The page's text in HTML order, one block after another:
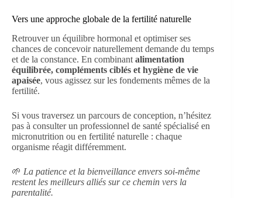
Vers une approche globale de la fertilité naturelle
Retrouver un équilibre hormonal et optimiser ses
chances de concevoir naturellement demande du temps
et de la constance. En combinant alimentation
équilibrée, compléments ciblés et hygiène de vie
apaisée, vous agissez sur les fondements mêmes de la
fertilité.
Si vous traversez un parcours de conception, n’hésitez
pas à consulter un professionnel de santé spécialisé en
micronutrition ou en fertilité naturelle : chaque
organisme réagit différemment.
🌱 La patience et la bienveillance envers soi-même
restent les meilleurs alliés sur ce chemin vers la
parentalité.